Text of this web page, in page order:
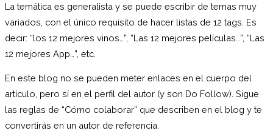
La temática es generalista y se puede escribir de temas muy
variados, con el único requisito de hacer listas de 12 tags. Es
decir: “los 12 mejores vinos…”, “Las 12 mejores películas…”, “Las
12 mejores App…”, etc.
En este blog no se pueden meter enlaces en el cuerpo del
artículo, pero sí en el perfil del autor (y son Do Follow). Sigue
las reglas de “Cómo colaborar” que describen en el blog y te
convertirás en un autor de referencia.